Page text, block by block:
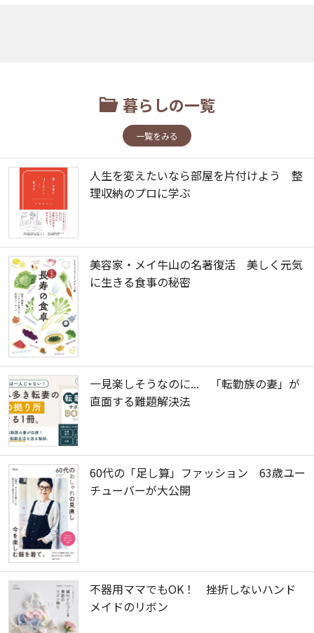
暮らしの一覧
一覧をみる
人生を変えたいなら部屋を片付けよう 整
理収納のプロに学ぶ
美容家・メイ牛山の名著復活 美しく元気
に生きる食事の秘密
一見楽しそうなのに... 「転勤族の妻」が
直面する難題解決法
60代の「足し算」ファッション 63歳ユー
チューバーが大公開
不器用ママでもOK！ 挫折しないハンド
メイドのリボン